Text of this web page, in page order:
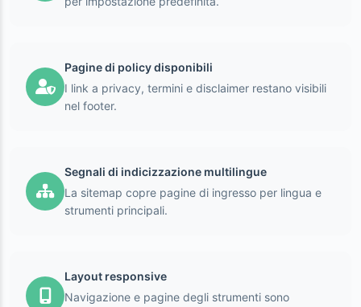
Pagine di policy disponibili
I link a privacy, termini e disclaimer restano visibili
nel footer.
Segnali di indicizzazione multilingue
La sitemap copre pagine di ingresso per lingua e
strumenti principali.
Layout responsive
Navigazione e pagine degli strumenti sono